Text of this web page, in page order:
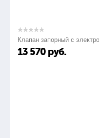
Клапан запорный с
13 570 руб.